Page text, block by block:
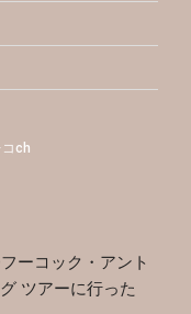
フーコック・アント
ツアーに行った